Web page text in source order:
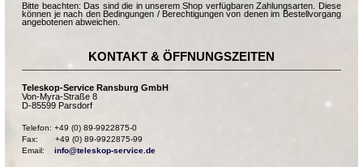
Bitte beachten: Das sind die in unserem Shop verfügbaren Zahlungsarten. Diese
können je nach den Bedingungen / Berechtigungen von denen im Bestellvorgang
angebotenen abweichen.
KONTAKT & ÖFFNUNGSZEITEN
Teleskop-Service Ransburg GmbH
Von-Myra-Straße 8
D-85599 Parsdorf
Telefon: +49 (0) 89-9922875-0
Fax:       +49 (0) 89-9922875-99
Email: info@teleskop-service.de